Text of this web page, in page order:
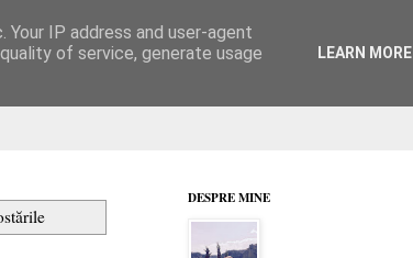
DESPRE MINE
IP address and user-agent
of service, generate usage
LEARN MORE